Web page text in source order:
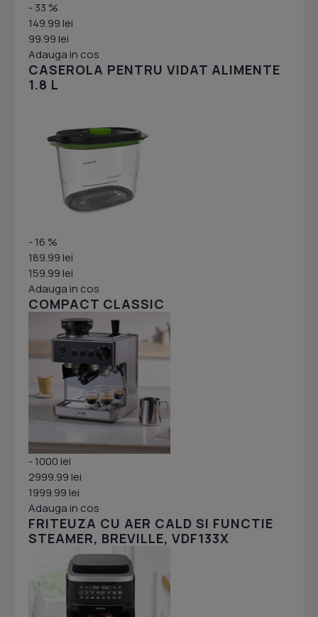
- 33 %
149.99 lei
99.99 lei
Adauga in cos
CASEROLA PENTRU VIDAT ALIMENTE
1.8 L
- 16 %
189.99 lei
159.99 lei
Adauga in cos
COMPACT CLASSIC
- 1000 lei
2999.99 lei
1999.99 lei
Adauga in cos
FRITEUZA CU AER CALD SI FUNCTIE
STEAMER, BREVILLE, VDF133X